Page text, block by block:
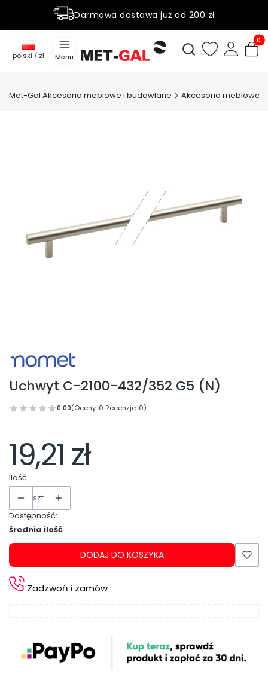
Darmowa dostawa już od 200 zł
Rabaty do 50% na wybrane produky
Menu
Otwórz
polski / zł
Met-Gal Akcesoria meblowe i budowlane Akcesoria meblowe
Uchwyt C-2100-432/352 G5 (N)
0.00(Oceny: 0 Recenzje: 0)
19,21 zł
Ilość
szt
Dostępność:
średnia ilość
DODAJ DO KOSZYKA
Zadzwoń i zamów